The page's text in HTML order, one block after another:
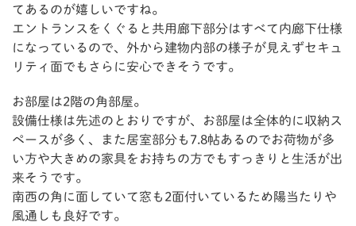
てあるのが嬉しいですね。
エントランスをくぐると共用廊下部分はすべて内廊下仕様
になっているので、外から建物内部の様子が見えずセキュ
リティ面でもさらに安心できそうです。
お部屋は2階の角部屋。
設備仕様は先述のとおりですが、お部屋は全体的に収納ス
ペースが多く、また居室部分も7.8帖あるのでお荷物が多
い方や大きめの家具をお持ちの方でもすっきりと生活が出
来そうです。
南西の角に面していて窓も2面付いているため陽当たりや
風通しも良好です。